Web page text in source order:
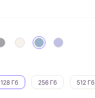
128 Гб 256 Гб 512 Гб